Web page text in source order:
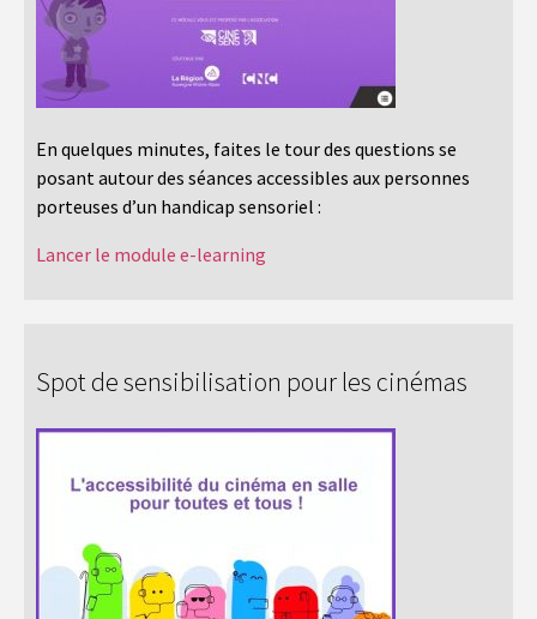
En quelques minutes, faites le tour des questions se
posant autour des séances accessibles aux personnes
porteuses d’un handicap sensoriel :
Lancer le module e-learning
Spot de sensibilisation pour les cinémas